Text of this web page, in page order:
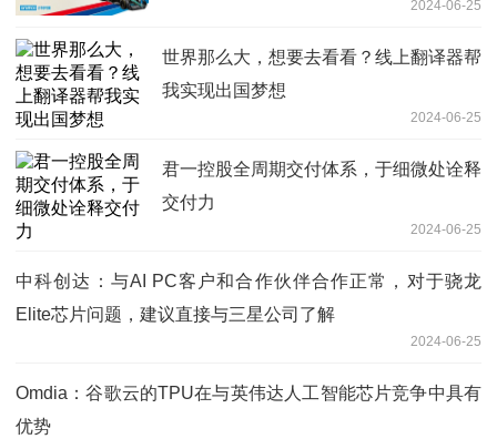
2024-06-25
世界那么大，想要去看看？线上翻译器帮
我实现出国梦想
2024-06-25
君一控股全周期交付体系，于细微处诠释
交付力
2024-06-25
中科创达：与AI PC客户和合作伙伴合作正常，对于骁龙
Elite芯片问题，建议直接与三星公司了解
2024-06-25
Omdia：谷歌云的TPU在与英伟达人工智能芯片竞争中具有
优势